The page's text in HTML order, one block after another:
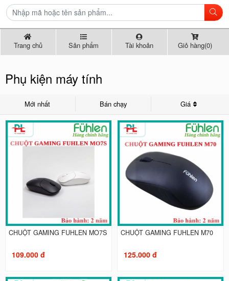
Trang chủ Sản phẩm Tài khoản Giỏ hàng(0)
Phụ kiện máy tính
Mới nhất Bán chạy Giá
CHUỘT GAMING FUHLEN MO7S
109.000 đ
CHUỘT GAMING FUHLEN M70
125.000 đ